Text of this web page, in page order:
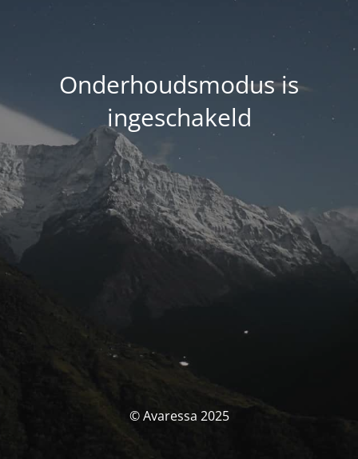
Onderhoudsmodus is
ingeschakeld
© Avaressa 2025